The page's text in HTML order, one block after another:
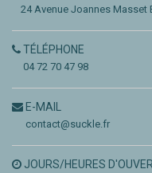
24 Avenue Joannes Masset
TÉLÉPHONE
04 72 70 47 98
E-MAIL
contact@suckle.fr
JOURS/HEURES